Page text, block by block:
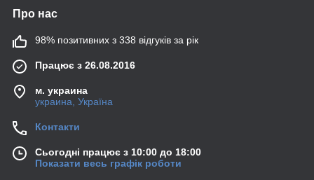
Про нас
98% позитивних з 338 відгуків за рік
Працює з 26.08.2016
м. украина
украина, Україна
Контакти
Сьогодні працює з 10:00 до 18:00
Показати весь графік роботи